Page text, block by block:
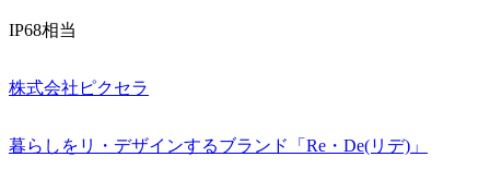
IP68相当
株式会社ピクセラ
暮らしをリ・デザインするブランド「Re・De(リデ)」